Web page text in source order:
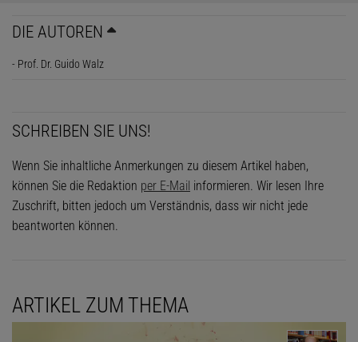
DIE AUTOREN
- Prof. Dr. Guido Walz
SCHREIBEN SIE UNS!
Wenn Sie inhaltliche Anmerkungen zu diesem Artikel haben,
können Sie die Redaktion per E-Mail informieren. Wir lesen Ihre
Zuschrift, bitten jedoch um Verständnis, dass wir nicht jede
beantworten können.
ARTIKEL ZUM THEMA